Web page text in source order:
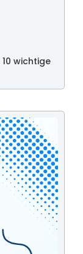
wichtige